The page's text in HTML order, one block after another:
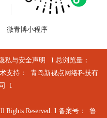
微青博小程序
私与安全声明
I 总浏览量：
支持：
青岛新视点网络科技有
I
Reserved. I 备案号： 鲁